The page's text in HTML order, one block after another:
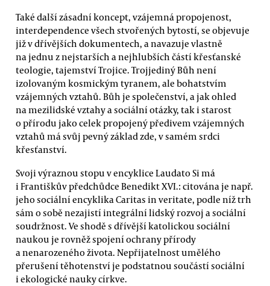
Také další zásadní koncept, vzájemná propojenost,
interdependence všech stvořených bytostí, se objevuje
již v dřívějších dokumentech, a navazuje vlastně
na jednu z nejstarších a nejhlubších částí křesťanské
teologie, tajemství Trojice. Trojjediný Bůh není
izolovaným kosmickým tyranem, ale bohatstvím
vzájemných vztahů. Bůh je společenství, a jak ohled
na mezilidské vztahy a sociální otázky, tak i starost
o přírodu jako celek propojený předivem vzájemných
vztahů má svůj pevný základ zde, v samém srdci
křesťanství.
Svoji výraznou stopu v encyklice Laudato Si má
i Františkův předchůdce Benedikt XVI.: citována je např.
jeho sociální encyklika Caritas in veritate, podle níž trh
sám o sobě nezajistí integrální lidský rozvoj a sociální
soudržnost. Ve shodě s dřívější katolickou sociální
naukou je rovněž spojení ochrany přírody
a nenarozeného života. Nepřijatelnost umělého
přerušení těhotenství je podstatnou součástí sociální
i ekologické nauky církve.